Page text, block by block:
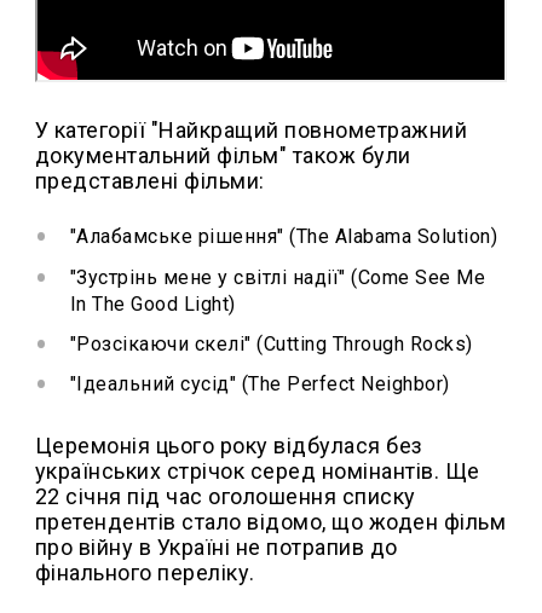
У категорії "Найкращий повнометражний
документальний фільм" також були
представлені фільми:
"Алабамське рішення" (The Alabama Solution)
"Зустрінь мене у світлі надії" (Come See Me
In The Good Light)
"Розсікаючи скелі" (Cutting Through Rocks)
"Ідеальний сусід" (The Perfect Neighbor)
Церемонія цього року відбулася без
українських стрічок серед номінантів. Ще
22 січня під час оголошення списку
претендентів стало відомо, що жоден фільм
про війну в Україні не потрапив до
фінального переліку.